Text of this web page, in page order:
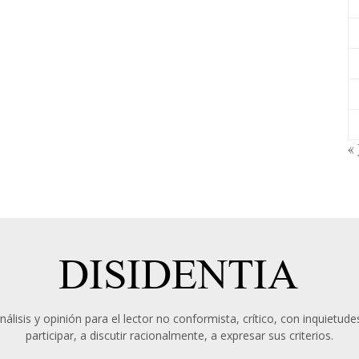
«
y opinión para el lector no conformista, crítico, con
participar, a discutir racionalmente, a expresar sus criterios.